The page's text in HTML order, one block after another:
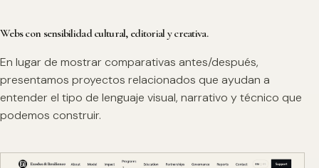
Webs con sensibilidad cultural, editorial y creativa.
En lugar de mostrar comparativas antes/después,
presentamos proyectos relacionados que ayudan a
entender el tipo de lenguaje visual, narrativo y técnico que
podemos construir.